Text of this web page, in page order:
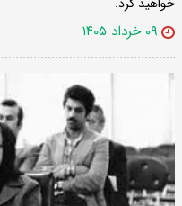
۰۹ خرداد ۱۴۰۵